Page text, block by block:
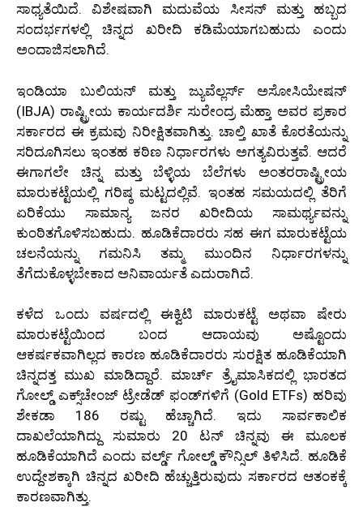
ಸಾಧ್ಯತೆಯಿದೆ. ವಿಶೇಷವಾಗಿ ಮದುವೆಯ ಸೀಸನ್ ಮತ್ತು ಹಬ್ಬದ
ಸಂದರ್ಭಗಳಲ್ಲಿ ಚಿನ್ನದ ಖರೀದಿ ಕಡಿಮೆಯಾಗಬಹುದು ಎಂದು
ಅಂದಾಜಿಸಲಾಗಿದೆ.
ಇಂಡಿಯಾ ಬುಲಿಯನ್ ಮತ್ತು ಜ್ಯುವೆಲ್ಲರ್ಸ್ ಅಸೋಸಿಯೇಷನ್
(IBJA) ರಾಷ್ಟ್ರೀಯ ಕಾರ್ಯದರ್ಶಿ ಸುರೇಂದ್ರ ಮೆಹ್ತಾ ಅವರ ಪ್ರಕಾರ
ಸರ್ಕಾರದ ಈ ಕ್ರಮವು ನಿರೀಕ್ಷಿತವಾಗಿತ್ತು. ಚಾಲ್ತಿ ಖಾತೆ ಕೊರತೆಯನ್ನು
ಸರಿದೂಗಿಸಲು ಇಂತಹ ಕಠಿಣ ನಿರ್ಧಾರಗಳು ಅಗತ್ಯವಿರುತ್ತವೆ. ಆದರೆ
ಈಗಾಗಲೇ ಚಿನ್ನ ಮತ್ತು ಬೆಳ್ಳಿಯ ಬೆಲೆಗಳು ಅಂತರರಾಷ್ಟ್ರೀಯ
ಮಾರುಕಟ್ಟೆಯಲ್ಲಿ ಗರಿಷ್ಠ ಮಟ್ಟದಲ್ಲಿವೆ. ಇಂತಹ ಸಮಯದಲ್ಲಿ ತೆರಿಗೆ
ಏರಿಕೆಯು ಸಾಮಾನ್ಯ ಜನರ ಖರೀದಿಯ ಸಾಮರ್ಥ್ಯವನ್ನು
ಕುಂಠಿತಗೊಳಿಸಬಹುದು. ಹೂಡಿಕೆದಾರರು ಸಹ ಈಗ ಮಾರುಕಟ್ಟೆಯ
ಚಲನೆಯನ್ನು ಗಮನಿಸಿ ತಮ್ಮ ಮುಂದಿನ ನಿರ್ಧಾರಗಳನ್ನು
ತೆಗೆದುಕೊಳ್ಳಬೇಕಾದ ಅನಿವಾರ್ಯತೆ ಎದುರಾಗಿದೆ.
ಕಳೆದ ಒಂದು ವರ್ಷದಲ್ಲಿ ಈಕ್ವಿಟಿ ಮಾರುಕಟ್ಟೆ ಅಥವಾ ಷೇರು
ಮಾರುಕಟ್ಟೆಯಿಂದ ಬಂದ ಆದಾಯವು ಅಷ್ಟೊಂದು
ಆಕರ್ಷಕವಾಗಿಲ್ಲದ ಕಾರಣ ಹೂಡಿಕೆದಾರರು ಸುರಕ್ಷಿತ ಹೂಡಿಕೆಯಾಗಿ
ಚಿನ್ನದತ್ತ ಮುಖ ಮಾಡಿದ್ದಾರೆ. ಮಾರ್ಚ್ ತ್ರೈಮಾಸಿಕದಲ್ಲಿ ಭಾರತದ
ಗೋಲ್ಡ್ ಎಕ್ಸ್‌ಚೇಂಜ್ ಟ್ರೇಡೆಡ್ ಫಂಡ್‌ಗಳಿಗೆ (Gold ETFs) ಹರಿವು
ಶೇಕಡಾ 186 ರಷ್ಟು ಹೆಚ್ಚಾಗಿದೆ. ಇದು ಸಾರ್ವಕಾಲಿಕ
ದಾಖಲೆಯಾಗಿದ್ದು ಸುಮಾರು 20 ಟನ್ ಚಿನ್ನವು ಈ ಮೂಲಕ
ಹೂಡಿಕೆಯಾಗಿದೆ ಎಂದು ವರ್ಲ್ಡ್ ಗೋಲ್ಡ್ ಕೌನ್ಸಿಲ್ ತಿಳಿಸಿದೆ. ಹೂಡಿಕೆ
ಉದ್ದೇಶಕ್ಕಾಗಿ ಚಿನ್ನದ ಖರೀದಿ ಹೆಚ್ಚುತ್ತಿರುವುದು ಸರ್ಕಾರದ ಆತಂಕಕ್ಕೆ
ಕಾರಣವಾಗಿತ್ತು.